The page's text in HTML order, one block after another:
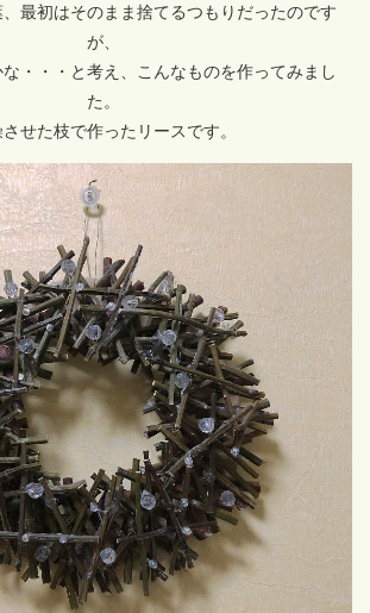
最初はそのまま捨てるつもりだったのです
が、
・・・と考え、こんなものを作ってみまし
た。
せた枝で作ったリースです。